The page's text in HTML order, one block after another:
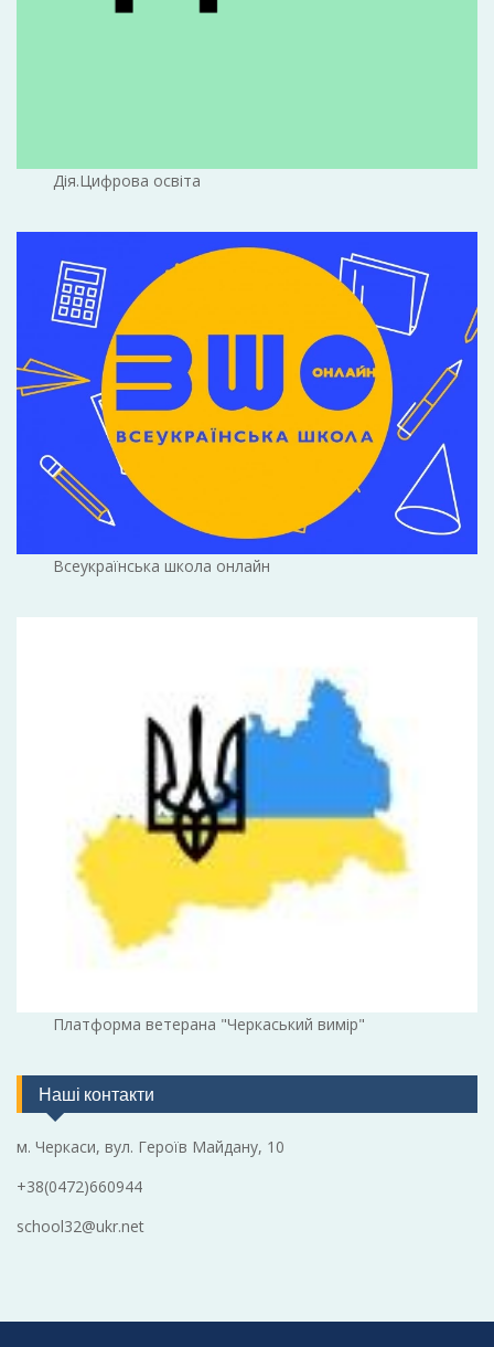
Дія.Цифрова освіта
Всеукраїнська школа онлайн
Платформа ветерана "Черкаський вимір"
Наші контакти
м. Черкаси, вул. Героїв Майдану, 10
+38(0472)660944
school32@ukr.net